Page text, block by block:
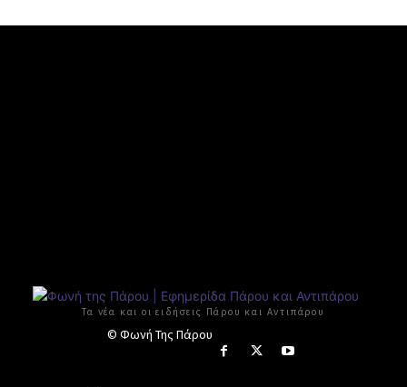
Τα νέα και οι ειδήσεις Πάρου και Αντιπάρου
© Φωνή Της Πάρου